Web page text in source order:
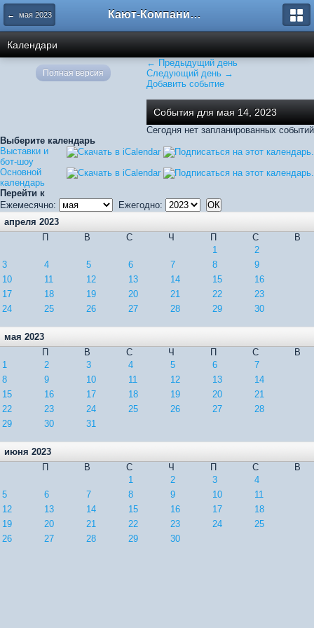
← мая 2023 Кают-Компания "Катера и Яхты"
Календари
← Предыдущий день
Следующий день →
Добавить событие
События для мая 14, 2023
Сегодня нет запланированных событий
Выберите календарь
Выставки и
бот-шоу
Основной
календарь
Перейти к
Ежемесячно:
Ежегодно:
апреля 2023
П
В С Ч П С
В
1
2
3
4 5 6 7 8
9
10
11 12 13 14 15
16
17
18 19 20 21 22
23
24
25 26 27 28 29 30
мая 2023
П
В С Ч П С
В
1
2 3 4 5 6
7
8
9 10 11 12 13
14
15
16 17 18 19 20
21
22
23 24 25 26 27
28
29
30 31
июня 2023
П
В С Ч П С
В
1
2 3
4
5
6 7 8 9 10
11
12
13 14 15 16 17
18
19
20 21 22 23 24
25
26
27 28 29 30
Полная версия